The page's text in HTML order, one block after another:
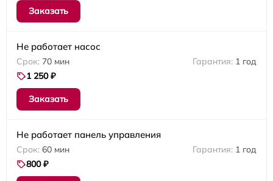
Заказать
Не работает насос
70 мин
1 год
1 250 ₽
Заказать
Не работает панель управления
60 мин
1 год
800 ₽